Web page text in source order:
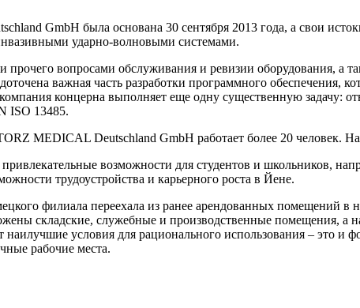
GmbH была основана 30 сентября 2013 года, а свои
ударно-волновыми системами.
прочего вопросами обслуживания и ревизии оборудования,
важная часть разработки программного
концерна выполняет еще одну существенную задачу:
ISO 13485.
MEDICAL Deutschland GmbH работает более 20 человек.
возможности для студентов и школьников,
трудоустройства и карьерного роста в Йене.
филиала переехала из ранее арендованных помещений
складские, служебные и производственные помещения,
наилучшие условия для рационального использования – это и
рабочие места.